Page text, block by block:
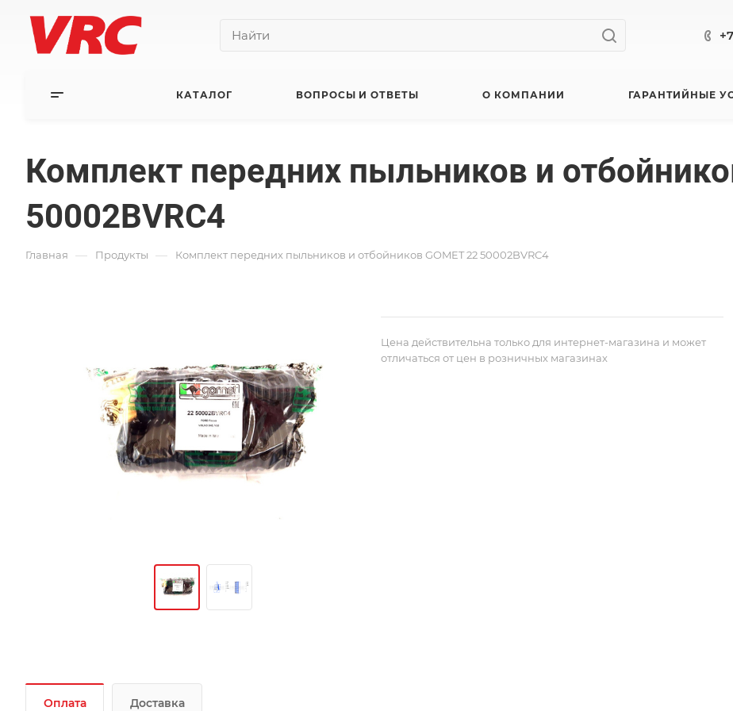
КАТАЛОГ ВОПРОСЫ И ОТВЕТЫ О КОМПАНИИ ГАРАНТИЙНЫЕ
Комплект передних пыльников и
50002BVRC4
Главная — Продукты — Комплект передних пыльников и отбойников GOMET 22 50002BVRC4
Цена действительна только для интернет-магазина и может
отличаться от цен в розничных магазинах
Оплата Доставка